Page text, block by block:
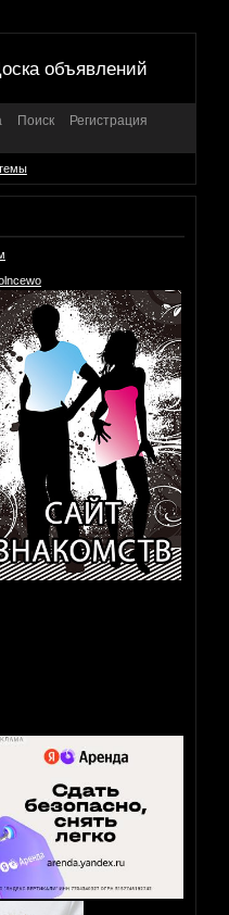
объявлений
Поиск
Регистрация